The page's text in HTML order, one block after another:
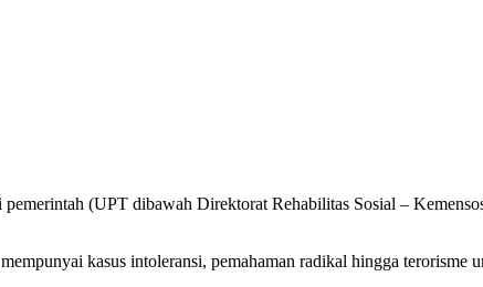
(UPT dibawah Direktorat Rehabilitas Sosial –
kasus intoleransi, pemahaman radikal hingga terorisme